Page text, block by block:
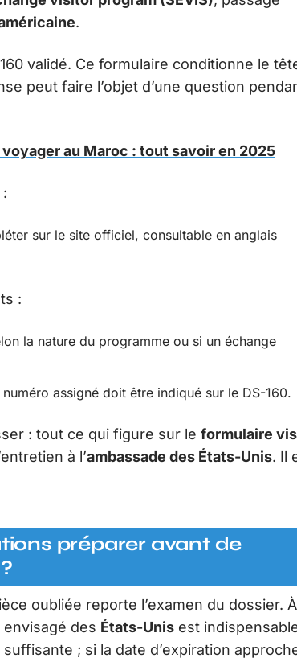
.
validé. Ce formulaire conditionne le
peut faire l’objet d’une question
au Maroc : tout savoir en 2025
sur le site officiel, consultable en anglais
:
la nature du programme ou si un échange
assigné doit être indiqué sur le DS-160.
: tout ce qui figure sur le formulaire
à l’ambassade des États-Unis. Il
préparer avant de
oubliée reporte l’examen du dossier. À
envisagé des États-Unis est
; si la date d’expiration